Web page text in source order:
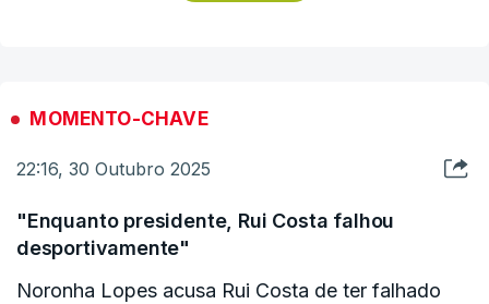
rejeitando que se vá punir "topos, bancadas
errado no Benfica. Não é o grupo que é punido, é
MOMENTO-CHAVE
22:16, 30 Outubro 2025
"Enquanto presidente, Rui Costa falhou
desportivamente"
Noronha Lopes acusa Rui Costa de ter falhado